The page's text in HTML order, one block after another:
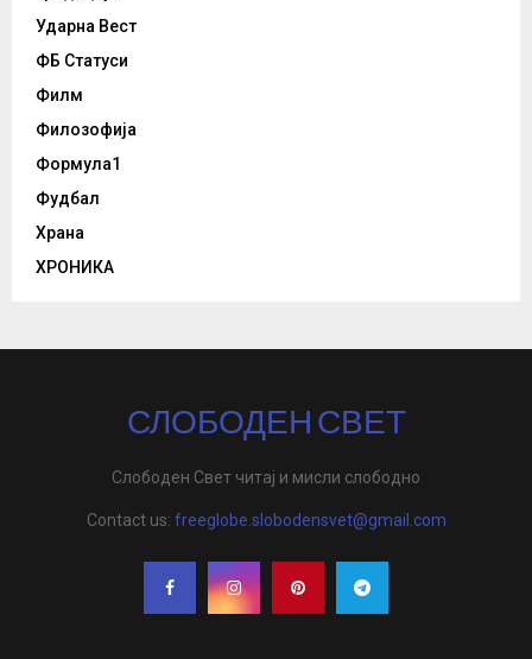
Ударна Вест
ФБ Статуси
Филм
Филозофија
Формула1
Фудбал
Храна
ХРОНИКА
СЛОБОДЕН СВЕТ
Слободен Свет читај и мисли слободно
Contact us: freeglobe.slobodensvet@gmail.com